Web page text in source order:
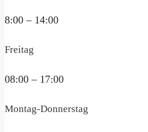
8:00 – 14:00
Freitag
08:00 – 17:00
Montag-Donnerstag